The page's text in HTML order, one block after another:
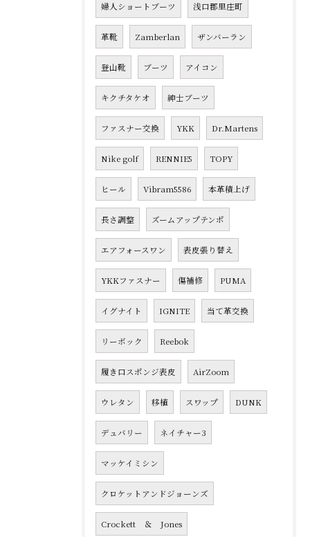
婦人ショートブーツ 浅口郡里庄町
革靴 Zamberlan ザンバーラン
登山靴 ブーツ アイコン
キクチタケオ 紳士ブーツ
ファスナー交換 YKK Dr.Martens
Nike golf RENNIE5 TOPY
ヒール Vibram5586 本革積上げ
長さ調整 ズームアップテンポ
エアフォースワン 表皮張り替え
YKKファスナー 傷補修 PUMA
イグナイト IGNITE 当て革交換
リーボック Reebok
履き口スポンジ表皮 AirZoom
ウレタン 移植 スワップ DUNK
デュバリー ネイチャー3
マッケイミシン
クロケットアンドジョーンズ
Crockett ＆ Jones